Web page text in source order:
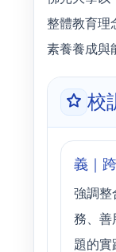
整體教育理
素養養成與
校
義｜
強調整
務、善
題的實